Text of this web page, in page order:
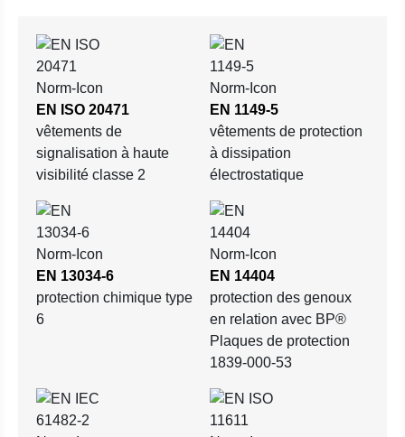
EN ISO 20471
vêtements de
signalisation à haute
visibilité classe 2
EN 1149-5
vêtements de protection
à dissipation
électrostatique
EN 13034-6
protection chimique type
6
EN 14404
protection des genoux
en relation avec BP®
Plaques de protection
1839-000-53